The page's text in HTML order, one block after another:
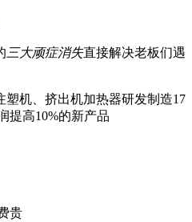
三大顽症消失直接解决老板们遇
机、挤出机加热器研发制造17
提高10%的新产品
贵